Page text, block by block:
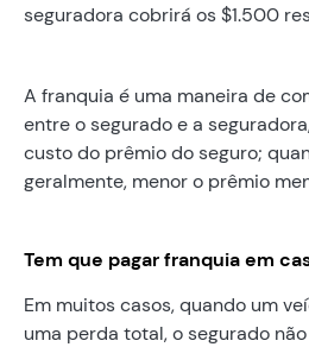
seguradora cobrirá os $1.500
A franquia é uma maneira de
entre o segurado e a
custo do prêmio do seguro;
geralmente, menor o prêmio
Tem que pagar franquia em
Em muitos casos, quando um
uma perda total, o segurado